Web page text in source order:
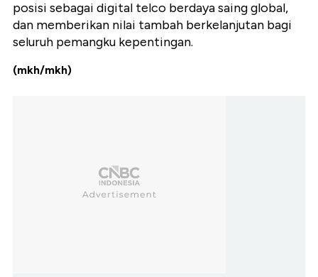
posisi sebagai digital telco berdaya saing global,
dan memberikan nilai tambah berkelanjutan bagi
seluruh pemangku kepentingan.
(mkh/mkh)